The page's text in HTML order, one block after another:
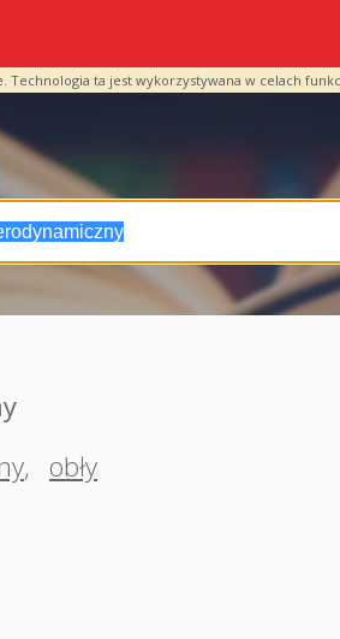
ta jest wykorzystywana w celach
, obły